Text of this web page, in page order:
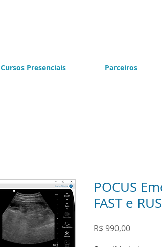
Cursos Presenciais Parceiros
POCUS
FAST e
R$ 990,00Preço